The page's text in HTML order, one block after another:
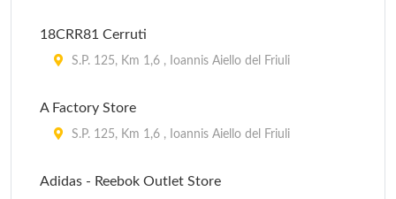
18CRR81 Cerruti
S.P. 125, Km 1,6 , Ioannis Aiello del Friuli
A Factory Store
S.P. 125, Km 1,6 , Ioannis Aiello del Friuli
Adidas - Reebok Outlet Store